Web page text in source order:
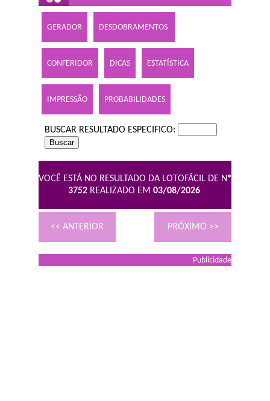
GERADOR DESDOBRAMENTOS
CONFERIDOR DICAS ESTATÍSTICA
IMPRESSÃO PROBABILIDADES
BUSCAR RESULTADO ESPECIFICO:
VOCÊ ESTÁ NO RESULTADO DA LOTOFÁCIL DE Nº
3752 REALIZADO EM 03/08/2026
<< ANTERIOR PRÓXIMO >>
Publicidade